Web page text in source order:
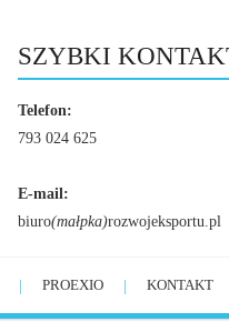
SZYBKI
Telefon:
793 024 625
E-mail:
biuro(małpka)rozwojeksportu.pl
PROEXIO KONTAKT